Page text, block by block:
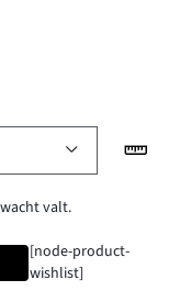
valt.
[node-product-
wishlist]